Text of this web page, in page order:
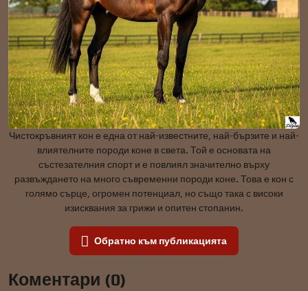
Чистокръвният кон е една от най-известните, най-бързите и най-
влиятелните породи коне в света. Той е основата на
състезателния спорт и е повлиял значително върху
развъждането на много съвременни породи коне. Това е кон с
голямо сърце, огромен потенциал, но също така с високи
изисквания за грижи и опитен стопанин.
Обратно към публикацията
Коментари (0)